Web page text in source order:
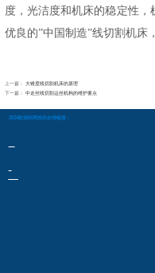
度，光洁度和机床的稳定性
优良的”中国制造”线切割机床
上一篇： 大锥度线切割机床的原理
下一篇： 中走丝线切割运丝机构的维护要点
2024欧洲杯网投的友情链接：